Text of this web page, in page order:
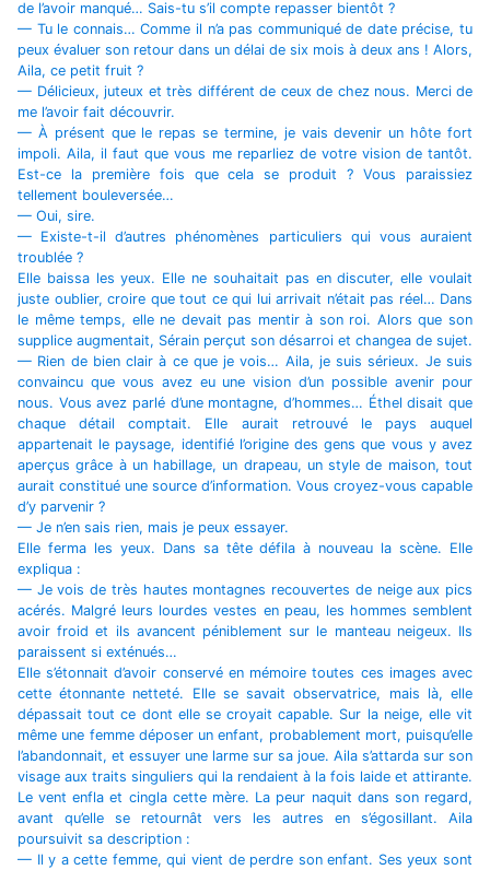
de l’avoir manqué… Sais-tu s’il compte repasser bientôt ?
— Tu le connais… Comme il n’a pas communiqué de date précise, tu
peux évaluer son retour dans un délai de six mois à deux ans ! Alors,
Aila, ce petit fruit ?
— Délicieux, juteux et très différent de ceux de chez nous. Merci de
me l’avoir fait découvrir.
— À présent que le repas se termine, je vais devenir un hôte fort
impoli. Aila, il faut que vous me reparliez de votre vision de tantôt.
Est-ce la première fois que cela se produit ? Vous paraissiez
tellement bouleversée…
— Oui, sire.
— Existe-t-il d’autres phénomènes particuliers qui vous auraient
troublée ?
Elle baissa les yeux. Elle ne souhaitait pas en discuter, elle voulait
juste oublier, croire que tout ce qui lui arrivait n’était pas réel… Dans
le même temps, elle ne devait pas mentir à son roi. Alors que son
supplice augmentait, Sérain perçut son désarroi et changea de sujet.
— Rien de bien clair à ce que je vois… Aila, je suis sérieux. Je suis
convaincu que vous avez eu une vision d’un possible avenir pour
nous. Vous avez parlé d’une montagne, d’hommes… Éthel disait que
chaque détail comptait. Elle aurait retrouvé le pays auquel
appartenait le paysage, identifié l’origine des gens que vous y avez
aperçus grâce à un habillage, un drapeau, un style de maison, tout
aurait constitué une source d’information. Vous croyez-vous capable
d’y parvenir ?
— Je n’en sais rien, mais je peux essayer.
Elle ferma les yeux. Dans sa tête défila à nouveau la scène. Elle
expliqua :
— Je vois de très hautes montagnes recouvertes de neige aux pics
acérés. Malgré leurs lourdes vestes en peau, les hommes semblent
avoir froid et ils avancent péniblement sur le manteau neigeux. Ils
paraissent si exténués…
Elle s’étonnait d’avoir conservé en mémoire toutes ces images avec
cette étonnante netteté. Elle se savait observatrice, mais là, elle
dépassait tout ce dont elle se croyait capable. Sur la neige, elle vit
même une femme déposer un enfant, probablement mort, puisqu’elle
l’abandonnait, et essuyer une larme sur sa joue. Aila s’attarda sur son
visage aux traits singuliers qui la rendaient à la fois laide et attirante.
Le vent enfla et cingla cette mère. La peur naquit dans son regard,
avant qu’elle se retournât vers les autres en s’égosillant. Aila
poursuivit sa description :
— Il y a cette femme, qui vient de perdre son enfant. Ses yeux sont